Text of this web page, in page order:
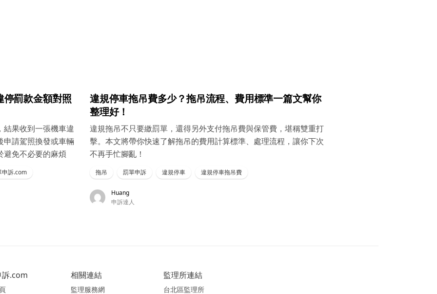
罰款金額對照
結果收到一張機車違
申請駕照換發或車輛
避免不必要的麻煩
申訴.com
違規停車拖吊費多少？拖吊流程、費用標準一篇文幫你
整理好！
違規拖吊不只要繳罰單，還得另外支付拖吊費與保管費，堪稱雙重打
擊。本文將帶你快速了解拖吊的費用計算標準、處理流程，讓你下次
不再手忙腳亂！
拖吊 罰單申訴 違規停車 違規停車拖吊費
Huang
申訴達人
訴.com 相關連結
監理服務網
監理所連結
台北區監理所